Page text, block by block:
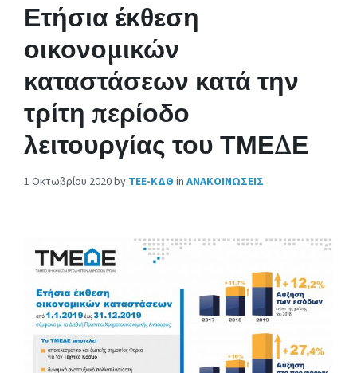
Ετήσια έκθεση
οικονομικών
καταστάσεων κατά την
τρίτη περίοδο
λειτουργίας του ΤΜΕΔΕ
1 Οκτωβρίου 2020by ΤΕΕ-ΚΔΘ in ΑΝΑΚΟΙΝΩΣΕΙΣ